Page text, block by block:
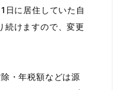
日に居住していた自
続けますので、変更
・年税額などは源